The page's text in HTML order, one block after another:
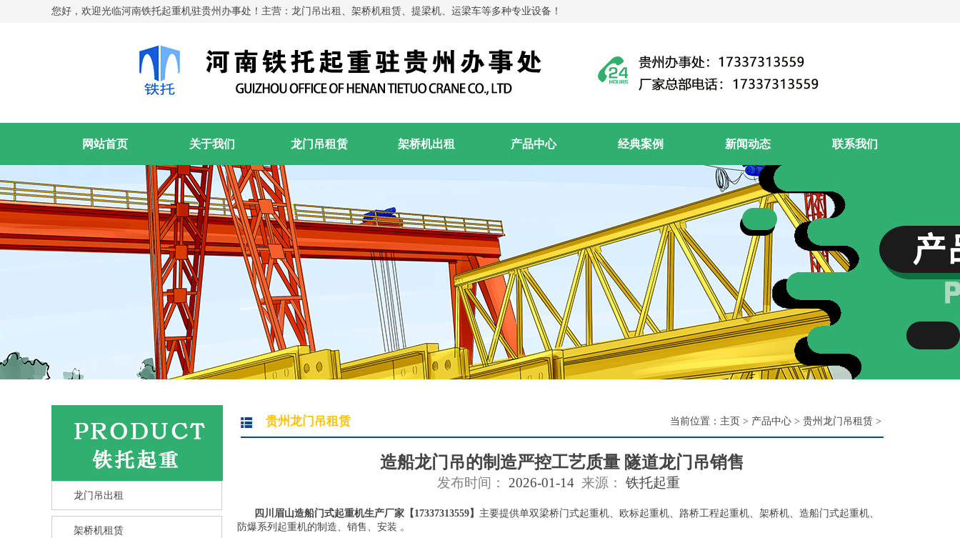
您好，欢迎光临河南铁托起重机驻贵州办事处！主营：龙门吊出租、架桥机租赁、提梁机、运梁车等多种专业设备！
网站首页 关于我们 龙门吊租赁 架桥机出租 产品中心 经典案例 新闻动态 联系我们
龙门吊出租
架桥机租赁
贵州龙门吊租赁 当前位置： 主页 > 产品中心 > 贵州龙门吊租赁 >
造船龙门吊的制造严控工艺质量 隧道龙门吊销售
发布时间： 2026-01-14 来源： 铁托起重
四川眉山造船门式起重机生产厂家 【17337313559】 主要提供单双梁桥门式起重机、欧标起重机、路桥工程起重机、架桥机、造船门式起重机、
防爆系列起重机的制造、销售、安装 。